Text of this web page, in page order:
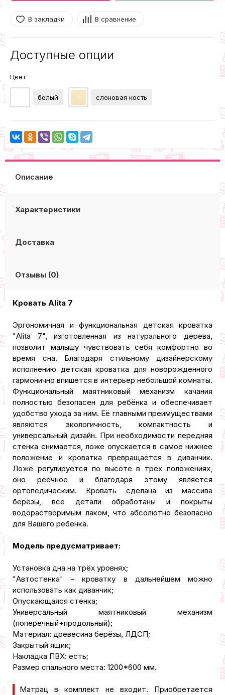
В закладки В сравнение
Доступные опции
Цвет
белый слоновая кость
Описание
Характеристики
Доставка
Отзывы (0)
Кровать Alita 7
Эргономичная и функциональная детская кроватка
"Alita 7", изготовленная из натурального дерева,
позволит малышу чувствовать себя комфортно во
время сна. Благодаря стильному дизайнерскому
исполнению детская кроватка для новорожденного
гармонично впишется в интерьер небольшой комнаты.
Функциональный маятниковый механизм качания
полностью безопасен для ребёнка и обеспечивает
удобство ухода за ним. Её главными преимуществами
являются экологичность, компактность и
универсальный дизайн. При необходимости передняя
стенка снимается, ложе опускается в самое нижнее
положение и кроватка превращается в диванчик.
Ложе регулируется по высоте в трёх положениях,
оно реечное и благодаря этому является
ортопедическим. Кровать сделана из массива
берёзы, все детали обработаны и покрыты
водорастворимым лаком, что абсолютно безопасно
для Вашего ребенка.
Модель предусматривает:
Установка дна на трёх уровнях;
"Автостенка" - кроватку в дальнейшем можно
использовать как диванчик;
Опускающаяся стенка;
Универсальный маятниковый механизм
(поперечный+продольный);
Материал: древесина берёзы, ЛДСП;
Закрытый ящик;
Накладка ПВХ: есть;
Размер спального места: 1200*600 мм.
Матрац в комплект не входит. Приобретается